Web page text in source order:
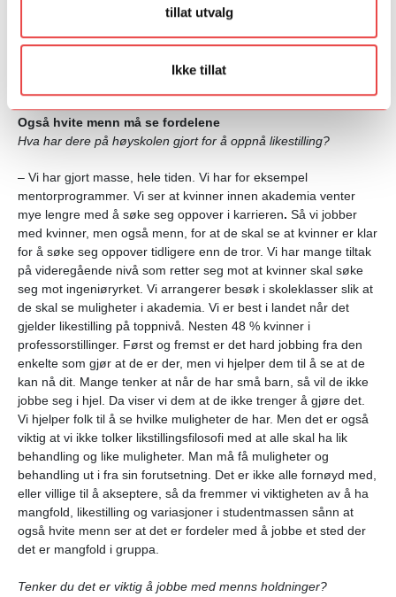
tillat utvalg
Ikke tillat
inngrep som påvirker skjevheter, gruppevise skjevheter, og jeg
riktig. Det kan bidra til endringer i oppfatninger. Det er ikke
individets ansvar å få til likestilling, men det er individets ansvar
Også hvite menn må se fordelene
Hva har dere på høyskolen gjort for å oppnå likestilling?
– Vi har gjort masse, hele tiden. Vi har for eksempel
mentorprogrammer. Vi ser at kvinner innen akademia venter
mye lengre med å søke seg oppover i karrieren. Så vi jobber
med kvinner, men også menn, for at de skal se at kvinner er klar
for å søke seg oppover tidligere enn de tror. Vi har mange tiltak
på videregående nivå som retter seg mot at kvinner skal søke
seg mot ingeniøryrket. Vi arrangerer besøk i skoleklasser slik at
de skal se muligheter i akademia. Vi er best i landet når det
gjelder likestilling på toppnivå. Nesten 48 % kvinner i
professorstillinger. Først og fremst er det hard jobbing fra den
enkelte som gjør at de er der, men vi hjelper dem til å se at de
kan nå dit. Mange tenker at når de har små barn, så vil de ikke
jobbe seg i hjel. Da viser vi dem at de ikke trenger å gjøre det.
Vi hjelper folk til å se hvilke muligheter de har. Men det er også
viktig at vi ikke tolker likstillingsfilosofi med at alle skal ha lik
behandling og like muligheter. Man må få muligheter og
behandling ut i fra sin forutsetning. Det er ikke alle fornøyd med,
eller villige til å akseptere, så da fremmer vi viktigheten av å ha
mangfold, likestilling og variasjoner i studentmassen sånn at
også hvite menn ser at det er fordeler med å jobbe et sted der
det er mangfold i gruppa.
Tenker du det er viktig å jobbe med menns holdninger?